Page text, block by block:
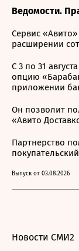
Ведомости.
Сервис
расширении
С 3 по 31
опцию
приложении
Он позволит
«Авито
Партнерство
Выпуск от 03.08.2026
Новости СМИ2